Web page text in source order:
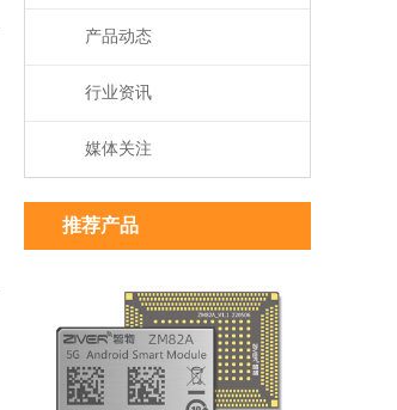
产品动态
行业资讯
媒体关注
推荐产品